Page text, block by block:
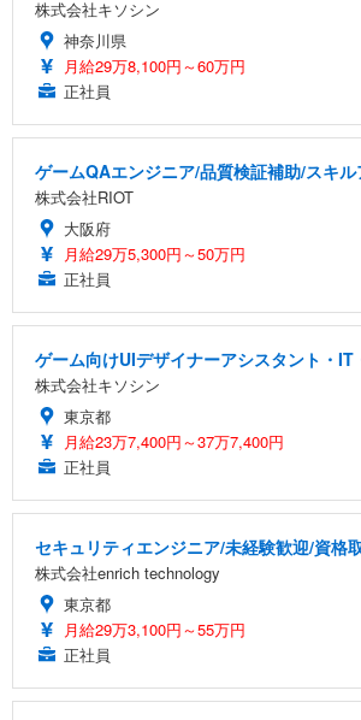
株式会社キソシン
神奈川県
月給29万8,100円～60万円
正社員
ゲームQAエンジニア/品質検証補助/スキ
株式会社RIOT
大阪府
月給29万5,300円～50万円
正社員
ゲーム向けUIデザイナーアシスタント・
株式会社キソシン
東京都
月給23万7,400円～37万7,400円
正社員
セキュリティエンジニア/未経験歓迎/資格
株式会社enrich technology
東京都
月給29万3,100円～55万円
正社員